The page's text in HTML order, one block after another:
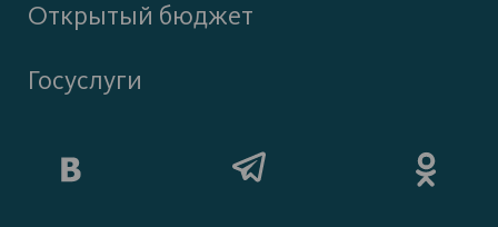
Открытый бюджет
Госуслуги